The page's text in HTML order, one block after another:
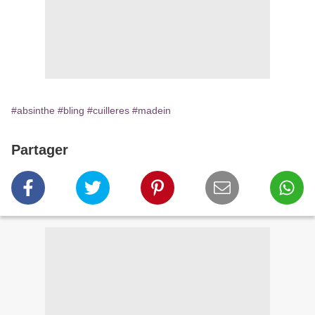
#absinthe #bling #cuilleres #madein
Partager